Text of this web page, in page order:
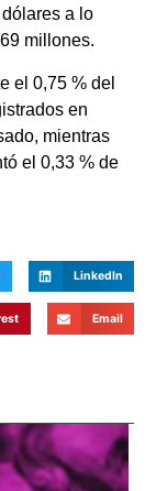
a lo
millones.
el 0,75 % del
en
mientras
el 0,33 % de
LinkedIn
Email